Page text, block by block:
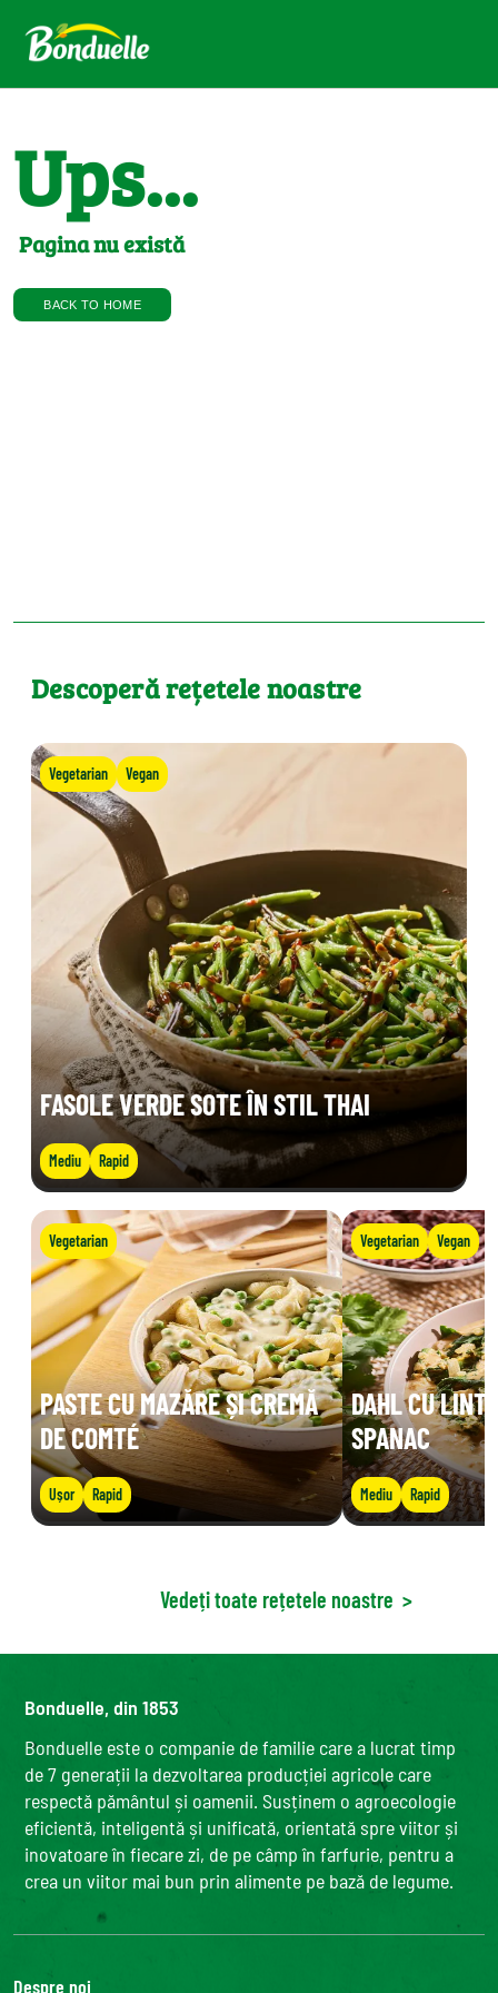
Ups...
Pagina nu există
BACK TO HOME
Descoperă rețetele noastre
Vegetarian Vegan
FASOLE VERDE SOTE ÎN STIL THAI
Mediu Rapid
Vegetarian
PASTE CU MAZĂRE ȘI CREMĂ
DE COMTÉ
Ușor Rapid
Vegetarian Vegan
DAHL CU
SPANAC
Mediu Rapid
Vedeți toate rețetele noastre >
Bonduelle, din 1853
Bonduelle este o companie de familie care a lucrat timp
de 7 generații la dezvoltarea producției agricole care
respectă pământul și oamenii. Susținem o agroecologie
eficientă, inteligentă și unificată, orientată spre viitor și
inovatoare în fiecare zi, de pe câmp în farfurie, pentru a
crea un viitor mai bun prin alimente pe bază de legume.
Despre noi